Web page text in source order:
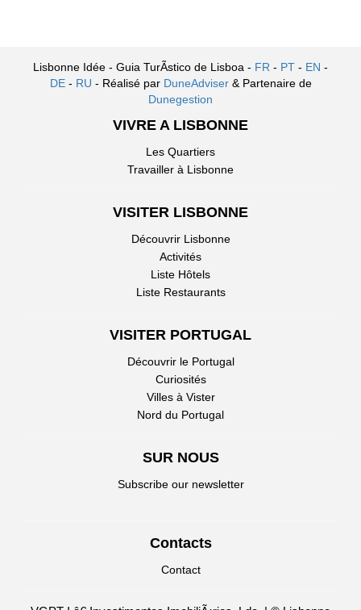
Lisbonne Idée - Guia TurÃ­stico de Lisboa - FR - PT - EN -
DE- RU - Réalisé par DuneAdviser & Partenaire de
Dunegestion
VIVRE A LISBONNE
Les Quartiers
Travailler à Lisbonne
VISITER LISBONNE
Découvrir Lisbonne
Activités
Liste Hôtels
Liste Restaurants
VISITER PORTUGAL
Découvrir le Portugal
Curiosités
Villes à Vister
Nord du Portugal
SUR NOUS
Subscribe our newsletter
Contacts
Contact